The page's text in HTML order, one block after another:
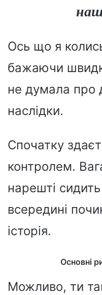
Ось що я
бажаючи
не думала про
наслідки.
Спочатку
контролем.
нарешті
всередині
історія.
Основні
Можливо, ти